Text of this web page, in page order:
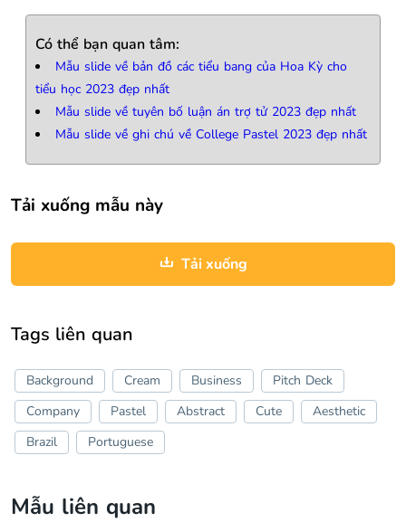
Có thể bạn quan tâm:
Mẫu slide về bản đồ các tiểu bang của Hoa Kỳ cho
tiểu học 2023 đẹp nhất
Mẫu slide về tuyên bố luận án trợ tử 2023 đẹp nhất
Mẫu slide về ghi chú về College Pastel 2023 đẹp nhất
Tải xuống mẫu này
Tải xuống
Tags liên quan
Background Cream Business
Pitch Deck
Company
Pastel Abstract Cute
Aesthetic
Brazil
Portuguese
Mẫu liên quan